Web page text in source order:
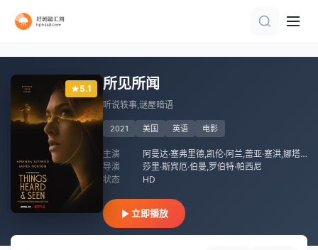
5.1 所见所闻
听说轶事,谜屋暗语
2021 美国 英语 电影
主演
阿曼达·塞弗里德,凯伦·阿兰,蕾亚·塞洪,娜塔莉·戴尔,詹姆斯·诺顿,F·默里·亚伯拉罕,迈克尔·奥吉弗,詹姆斯·乌尔班尼亚克,亚历克斯·诺伊施泰特,杰克·戈尔,迈克尔·阿伯特,科特·史密斯,奥利维娅·博勒姆-温,乔伊·奥扎纳,夏洛特·麦尔,玛丽恩·麦科里,詹姆斯·海恩德曼,本·格兰尼,Kelcy Griffin,Ana Sophia Heger
导演
莎里·斯宾厄·伯曼,罗伯特·帕西尼
状态
HD
立即播放
HD中字
正片
HD
已完结
已完结
HD中字
正片
HD
HD